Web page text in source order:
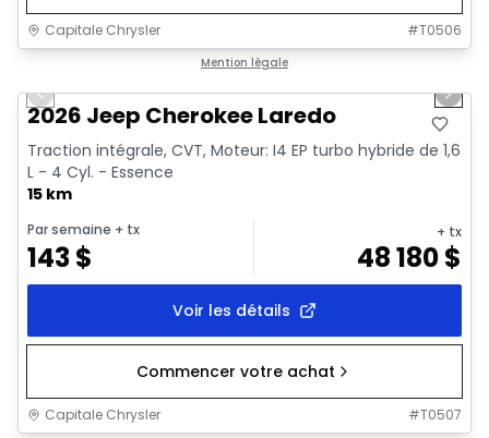
Capitale Chrysler #T0506
Mention légale
Previous slide Next
2026 Jeep Cherokee Laredo
Traction intégrale, CVT, Moteur: I4 EP turbo hybride de 1,6
L - 4 Cyl. - Essence
15 km
Par semaine + tx
143$
+ tx
48 180$
Voir les détails
Commencer votre achat
Capitale Chrysler #T0507